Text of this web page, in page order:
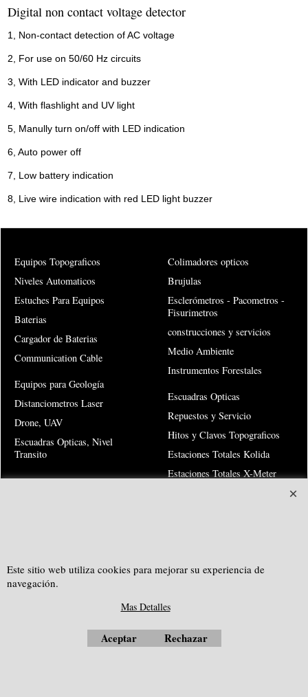
Digital non contact voltage detector
1, Non-contact detection of AC voltage
2, For use on 50/60 Hz circuits
3, With LED indicator and buzzer
4, With flashlight and UV light
5, Manully turn on/off with LED indication
6, Auto power off
7, Low battery indication
8, Live wire indication with red LED light buzzer
Equipos Topograficos
Niveles Automaticos
Estuches Para Equipos
Baterias
Cargador de Baterias
Communication Cable
Colimadores opticos
Brujulas
Esclerómetros - Pacometros -
Fisurimetros
construcciones y servicios
Medio Ambiente
Instrumentos Forestales
Equipos para Geología
Distanciometros Laser
Drone, UAV
Escuadras Opticas, Nivel
Transito
Escuadras Opticas
Repuestos y Servicio
Hitos y Clavos Topograficos
Estaciones Totales Kolida
Estaciones Totales X-Meter
SOUTHGEOSYSTEMS
sales@southgeosystems.com
--------------------------------------------------
Este sitio web utiliza cookies para mejorar su experiencia de
navegación.
Mas Detalles
Aceptar Rechazar